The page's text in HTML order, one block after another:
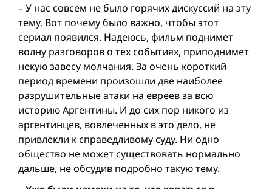
– У нас совсем не было горячих дискуссий на эту
тему. Вот почему было важно, чтобы этот
сериал появился. Надеюсь, фильм поднимет
волну разговоров о тех событиях, приподнимет
некую завесу молчания. За очень короткий
период времени произошли две наиболее
разрушительныe атаки на евреев за всю
историю Аргентины. И до сих пор никого из
аргентинцев, вовлеченных в это дело, не
привлекли к справедливому суду. Ни одно
общество не может существовать нормально
дальше, не обсудив подробно такую тему.